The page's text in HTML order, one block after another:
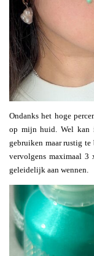
Ondanks het hoge
op mijn huid. Wel kan
gebruiken maar rustig te
vervolgens maximaal
geleidelijk aan wennen.